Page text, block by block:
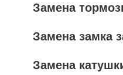
Замена
Замена замка
Замена